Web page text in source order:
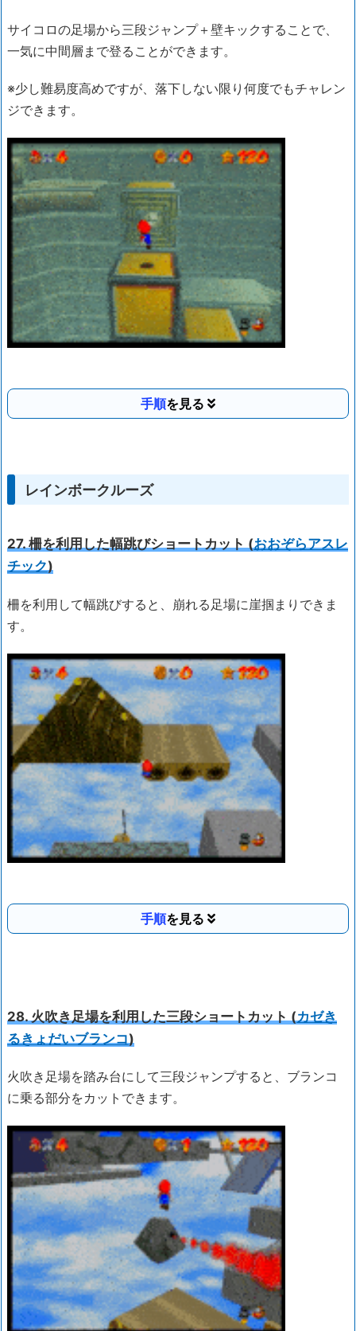
サイコロの足場から三段ジャンプ＋壁キックすることで、
一気に中間層まで登ることができます。
※少し難易度高めですが、落下しない限り何度でもチャレン
ジできます。
手順
レインボークルーズ
27. 柵を利用した幅跳びショートカット (おおぞらアスレ
チック)
柵を利用して幅跳びすると、崩れる足場に崖掴まりできま
す。
手順
28. 火吹き足場を利用した三段ショートカット (カゼき
るきょだいブランコ)
火吹き足場を踏み台にして三段ジャンプすると、ブランコ
に乗る部分をカットできます。